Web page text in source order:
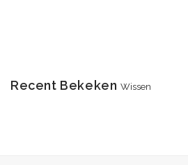
Recent Bekeken Wissen